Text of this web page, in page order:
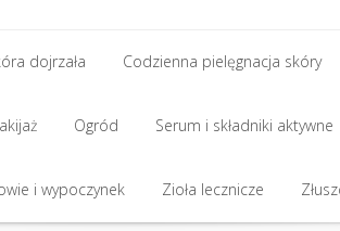
dojrzała
dojrzała
Codzienna pielęgnacja skóry
Codzienna pielęgnacja skóry
Ogród
Ogród
Serum i składniki aktywne
Serum i składniki aktywne
i wypoczynek Zioła lecznicze